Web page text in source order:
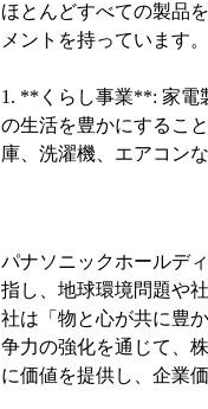
ほとんどすべての製品
メントを持っています。
1. **くらし事業**: 家電
の生活を豊かにするこ
庫、洗濯機、エアコン
ティブシステムズの株
3. **コネクト**: 通信機
し、情報通信技術を活
す。これには、デジタ
パナソニックホールデ
指し、地球環境問題や
社は「物と心が共に豊
争力の強化を通じて、
に価値を提供し、企業